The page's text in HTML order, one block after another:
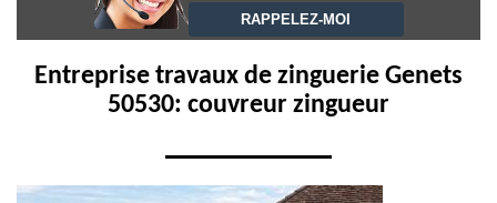
Entreprise travaux de zinguerie Genets
50530: couvreur zingueur